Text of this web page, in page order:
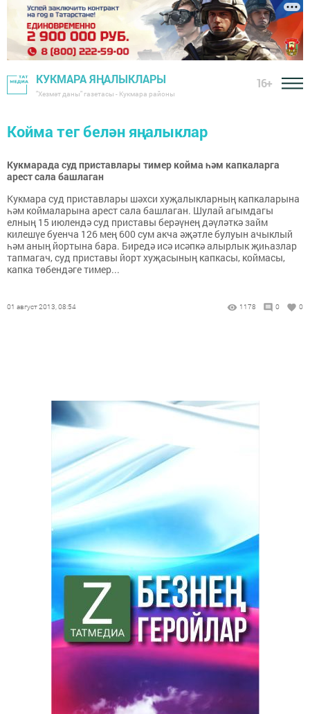
КУКМАРА ЯҢАЛЫКЛАРЫ
"Хезмәт даны" газетасы - Кукмара районы
16+
Койма тег белән яңалыклар
Кукмарада суд приставлары тимер койма һәм капкаларга
арест сала башлаган
Кукмара суд приставлары шәхси хуҗалыкларның капкаларына
һәм коймаларына арест сала башлаган. Шулай агымдагы
елның 15 июлендә суд приставы берәүнең дәүләткә займ
килешүе буенча 126 мең 600 сум акча әҗәтле булуын ачыклый
һәм аның йортына бара. Биредә исә исәпкә алырлык җиһазлар
тапмагач, суд приставы йорт хуҗасының капкасы, коймасы,
капка төбендәге тимер...
01 август 2013, 08:54 1178 0 0